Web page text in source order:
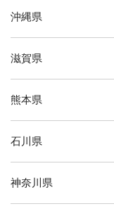
沖縄県
滋賀県
熊本県
石川県
神奈川県